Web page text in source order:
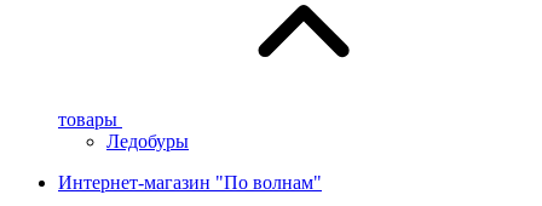
товары
Ледобуры
Интернет-магазин "По волнам"